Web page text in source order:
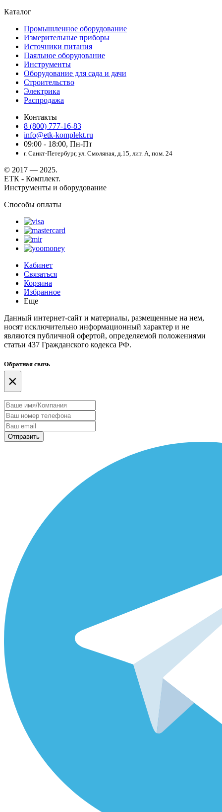
Каталог
Промышленное оборудование
Измерительные приборы
Источники питания
Паяльное оборудование
Инструменты
Оборудование для сада и дачи
Строительство
Электрика
Распродажа
Контакты
8 (800) 777-16-83
info@etk-komplekt.ru
09:00 - 18:00, Пн-Пт
г. Санкт-Петербург, ул. Смоляная, д.15, лит. А, пом. 24
© 2017 — 2025.
ЕТК - Комплект.
Инструменты и оборудование
Способы оплаты
Кабинет
Связаться
Корзина
Избранное
Еще
Данный интернет-сайт и материалы, размещенные на нем,
носят исключительно информационный характер и не
являются публичной офертой, определяемой положениями
статьи 437 Гражданского кодекса РФ.
Обратная связь
×
Отправить